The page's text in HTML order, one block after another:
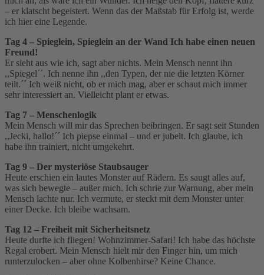
– er klatscht begeistert. Wenn das der Maßstab für Erfolg ist, werde
ich hier eine Legende.
Tag 4 – Spieglein, Spieglein an der Wand Ich habe einen neuen
Freund!
Er sieht aus wie ich, sagt aber nichts. Mein Mensch nennt ihn
,,Spiegel´´. Ich nenne ihn ,,den Typen, der nie die letzten Körner
teilt.´´ Ich weiß nicht, ob er mich mag, aber er schaut mich immer
sehr interessiert an. Vielleicht plant er etwas.
Tag 7 – Menschenlogik
Mein Mensch will mir das Sprechen beibringen. Er sagt seit Stunden
,,Jecki, hallo!´´ Ich piepse einmal – und er jubelt. Ich glaube, ich
habe ihn trainiert, nicht umgekehrt.
Tag 9 – Der mysteriöse Staubsauger
Heute erschien ein lautes Monster auf Rädern. Es saugt alles auf,
was sich bewegte – außer mich. Ich schrie zur Warnung, aber mein
Mensch lachte nur. Ich vermute, er steckt mit dem Monster unter
einer Decke. Ich bleibe wachsam.
Tag 12 – Freiheit mit Sicherheitsnetz
Heute durfte ich fliegen! Wohnzimmer-Safari! Ich habe das höchste
Regal erobert. Mein Mensch hielt mir den Finger hin, um mich
runterzulocken – aber ohne Kolbenhirse? Keine Chance.